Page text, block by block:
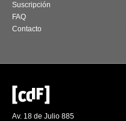
Suscripción
FAQ
Contacto
Av. 18 de Julio 885